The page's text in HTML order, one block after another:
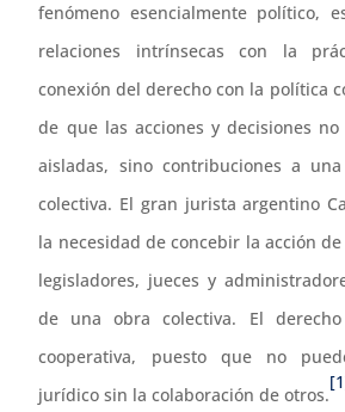
fenómeno esencialmente político,
relaciones intrínsecas con la
conexión del derecho con la política
de que las acciones y decisiones
aisladas, sino contribuciones a
colectiva. El gran jurista argentino
la necesidad de concebir la acción
legisladores, jueces y
de una obra colectiva. El
cooperativa, puesto que no
jurídico sin la colaboración de otros.